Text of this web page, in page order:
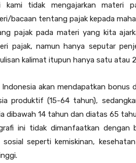
kami tidak mengajarkan materi
bacaan tentang pajak kepada
pajak pada materi yang kita
pajak, namun hanya seputar
kalimat itupun hanya satu atau
akan mendapatkan bonus
produktif (15-64 tahun),
dibawah 14 tahun dan diatas 65
ini tidak dimanfaatkan dengan
sosial seperti kemiskinan,